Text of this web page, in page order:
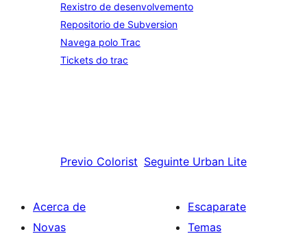
Rexistro de desenvolvemento
Repositorio de Subversion
Navega polo Trac
Tickets do trac
Previo Colorist Seguinte Urban Lite
Acerca de
Novas
Escaparate
Temas